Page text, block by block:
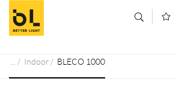
Zum Inhalt springen (Alt+0)
Zum Hauptmenü springen (Alt+1)
Indoor BLECO 1000